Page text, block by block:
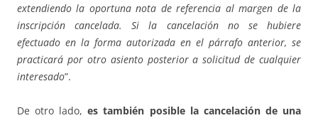
extendiendo la oportuna nota de referencia al margen de la
inscripción cancelada. Si la cancelación no se hubiere
efectuado en la forma autorizada en el párrafo anterior, se
practicará por otro asiento posterior a solicitud de cualquier
interesado”.
De otro lado,es también posible la cancelación de una